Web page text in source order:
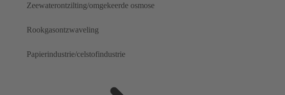
Zeewaterontzilting/omgekeerde osmose
Rookgasontzwaveling
Papierindustrie/celstofindustrie